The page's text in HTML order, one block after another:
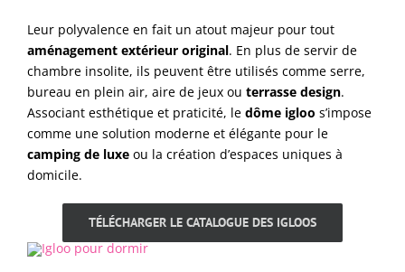
Leur polyvalence en fait un atout majeur pour tout
aménagement extérieur original. En plus de servir de
chambre insolite, ils peuvent être utilisés comme serre,
bureau en plein air, aire de jeux ou terrasse design.
Associant esthétique et praticité, le dôme igloo s’impose
comme une solution moderne et élégante pour le
camping de luxe ou la création d’espaces uniques à
domicile.
TÉLÉCHARGER LE CATALOGUE DES IGLOOS